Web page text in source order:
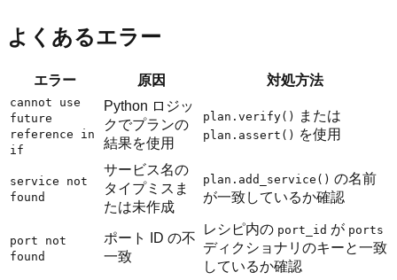
よくあるエラー
エラー 原因 対処方法
cannot use
future
reference in
if
Python ロジッ
クでプランの
結果を使用
plan.verify() または
plan.assert() を使用
service not
found
サービス名の
タイプミスま
たは未作成
plan.add_service() の名前
が一致しているか確認
port not
found
ポート ID の不
一致
レシピ内の port_id が ports
ディクショナリのキーと一致
しているか確認